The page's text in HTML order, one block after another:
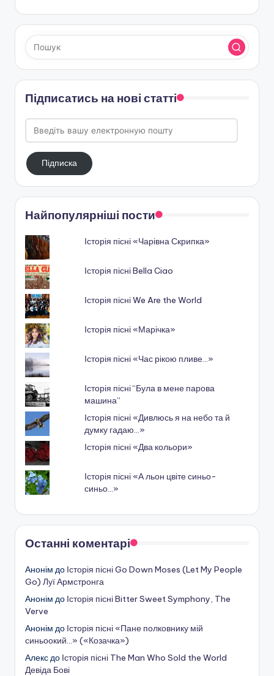
Підписатись на нові статті
вашу
електронную
поштуПідписка
Найпопулярніші пости
Історія пісні «Чарівна Скрипка»
Історія пісні Bella Ciao
Історія пісні We Are the World
Історія пісні «Марічка»
Історія пісні «Час рікою пливе…»
Історія пісні “Була в мене парова
машина”
Історія пісні «Дивлюсь я на небо та й
думку гадаю…»
Історія пісні «Два кольори»
Історія пісні «А льон цвіте синьо-
синьо…»
Останні коментарі
Анонім до Історія пісні Go Down Moses (Let My People
Go) Луї Армстронга
Анонім до Історія пісні Bitter Sweet Symphony, The
Verve
Анонім до Історія пісні «Пане полковнику мій
синьоокий…» («Козачка»)
Алекс до Історія пісні The Man Who Sold the World
Девіда Бові